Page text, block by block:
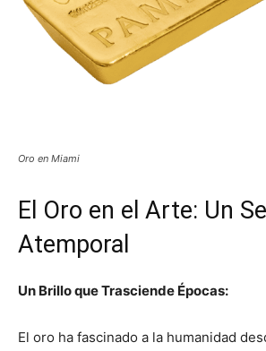
Oro en Miami
El Oro en el Arte: Un
Atemporal
Un Brillo que Trasciende Épocas:
El oro ha fascinado a la humanidad